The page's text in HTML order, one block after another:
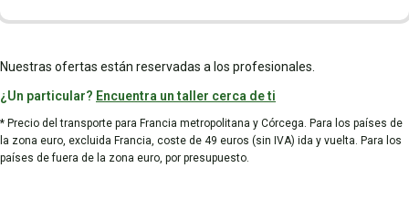
Nuestras ofertas están reservadas a los profesionales.
¿Un particular? Encuentra un taller cerca de ti
* Precio del transporte para Francia metropolitana y Córcega. Para los países de
la zona euro, excluida Francia, coste de 49 euros (sin IVA) ida y vuelta. Para los
países de fuera de la zona euro, por presupuesto.